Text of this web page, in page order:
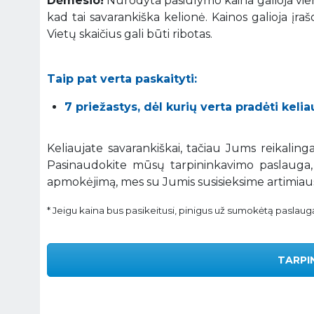
kad tai savarankiška kelionė. Kainos galioja
Vietų skaičius gali būti ribotas.
Taip pat verta paskaityti:
7 priežastys, dėl kurių verta pradėti
Keliaujate savarankiškai, tačiau Jums
Pasinaudokite mūsų tarpininkavimo
apmokėjimą, mes su Jumis susisieksime
* Jeigu kaina bus pasikeitusi, pinigus už sumokėtą